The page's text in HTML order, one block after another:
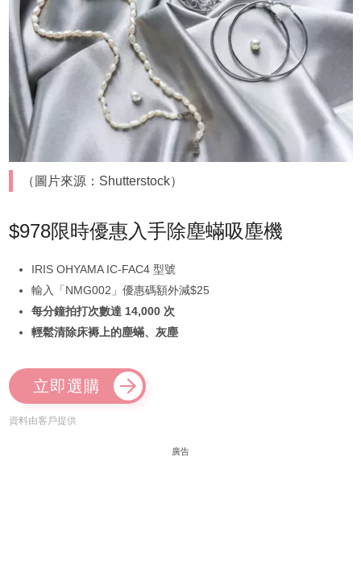
（圖片來源：Shutterstock）
$978限時優惠入手除塵蟎吸塵機
IRIS OHYAMA IC-FAC4 型號
輸入「NMG002」優惠碼額外減$25
每分鐘拍打次數達 14,000 次
輕鬆清除床褥上的塵蟎、灰塵
立即選購
資料由客戶提供
廣告